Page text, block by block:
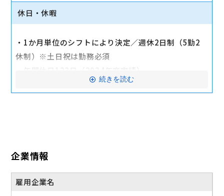
なる）
・制服貸与
等）
交通費全額支給
休日・休暇
・1か月単位のシフトにより決定／週休2日制（5勤2
休制）※土日祝は勤務必須
・年間休日123日（2024年度実績）
・有給休暇：6か月勤務後11日付与
続きを読む
企業情報
雇用企業名